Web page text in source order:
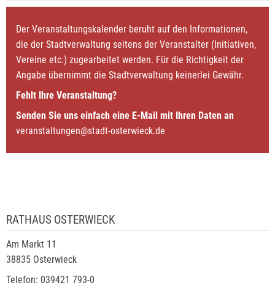
Der Veranstaltungskalender beruht auf den Informationen,
die der Stadtverwaltung seitens der Veranstalter (Initiativen,
Vereine etc.) zugearbeitet werden. Für die Richtigkeit der
Angabe übernimmt die Stadtverwaltung keinerlei Gewähr.
Fehlt Ihre Veranstaltung?
Senden Sie uns einfach eine E-Mail mit Ihren Daten an
veranstaltungen@stadt-osterwieck.de
RATHAUS OSTERWIECK
Am Markt 11
38835 Osterwieck
Telefon: 039421 793-0